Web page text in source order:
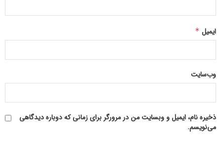
ایمیل*
وب‌سایت
ذخیره نام، ایمیل و وبسایت من در مرورگر برای زمانی که دوباره دیدگاهی
می‌نویسم.